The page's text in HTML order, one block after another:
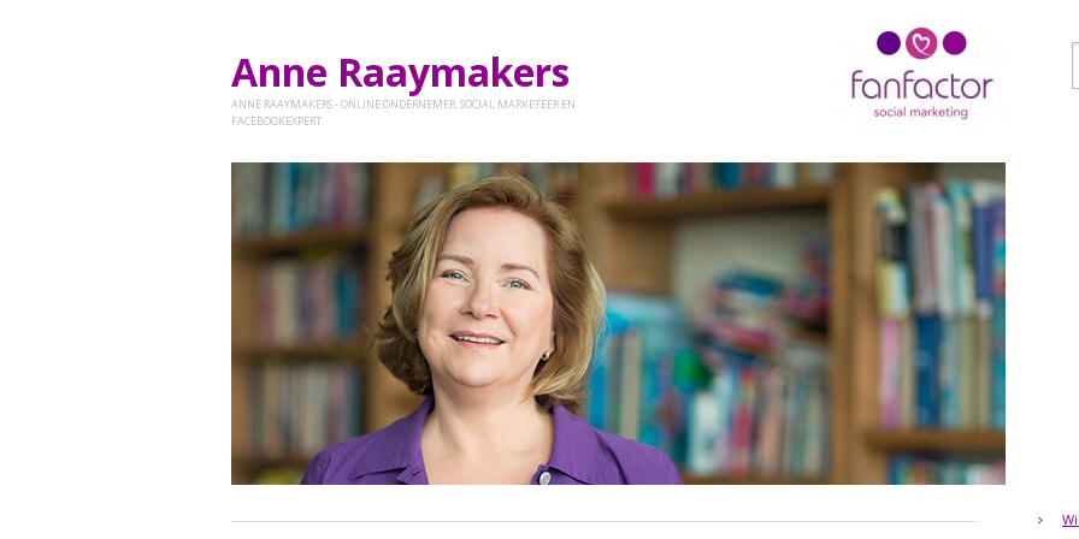
Anne Raaymakers
ANNE RAAYMAKERS - ONLINE ONDERNEMER, SOCIAL MARKETEER EN
FACEBOOKEXPERT